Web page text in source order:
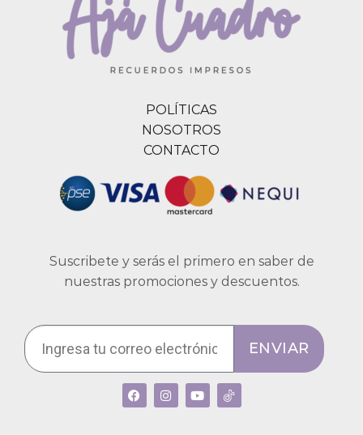
POLÍTICAS
NOSOTROS
CONTACTO
Suscribete y serás el primero en saber de
nuestras promociones y descuentos.
ENVIAR